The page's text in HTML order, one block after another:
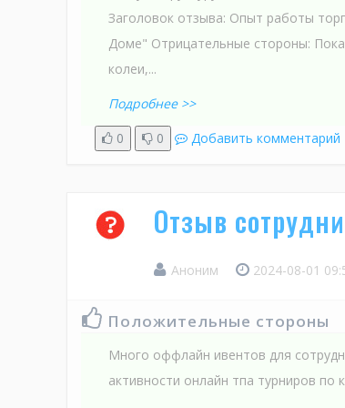
Заголовок отзыва: Опыт работы
Доме" Отрицательные стороны:
колеи,...
Подробнее >>
0
0 Добавить комментарий
Отзыв
Аноним 2024-08-01
Положительные стороны
Много оффлайн ивентов для
активности онлайн тпа турниров по